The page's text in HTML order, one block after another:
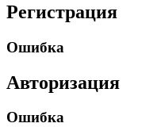
Регистрация
Ошибка
Авторизация
Ошибка